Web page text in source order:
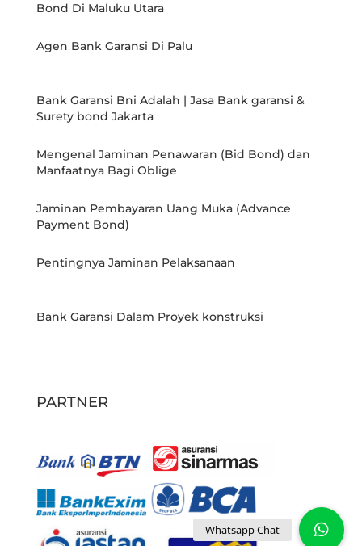
Bond Di Maluku Utara
Agen Bank Garansi Di Palu
Bank Garansi Bni Adalah | Jasa Bank garansi &
Surety bond Jakarta
Mengenal Jaminan Penawaran (Bid Bond) dan
Manfaatnya Bagi Oblige
Jaminan Pembayaran Uang Muka (Advance
Payment Bond)
Pentingnya Jaminan Pelaksanaan
Bank Garansi Dalam Proyek konstruksi
PARTNER